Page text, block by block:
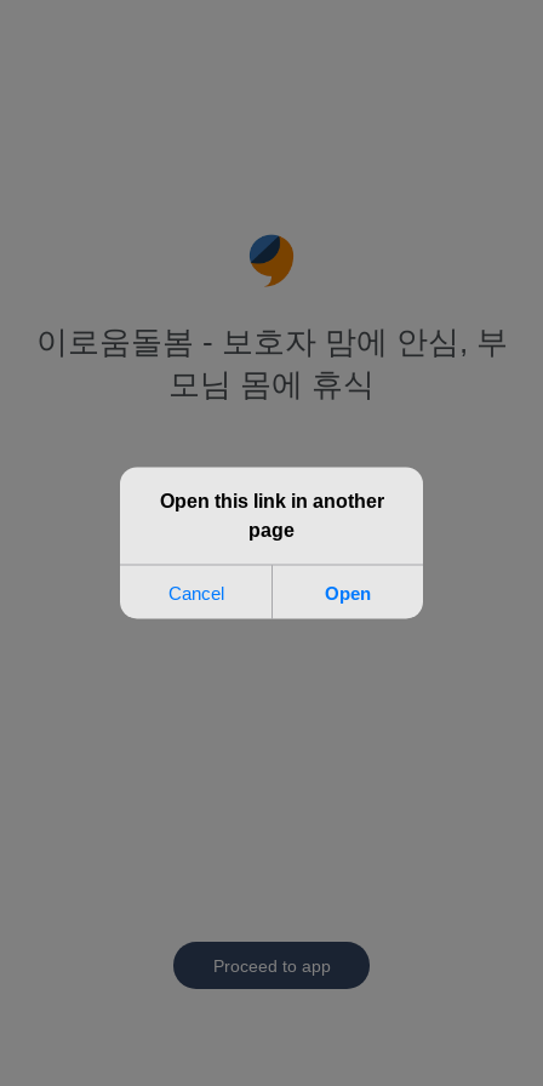
이로움돌봄 - 보호자 맘에 안심, 부
모님 몸에 휴식
Proceed to app